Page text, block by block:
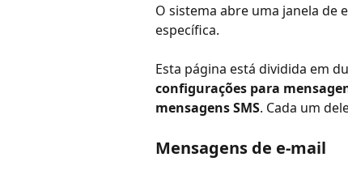
O sistema abre uma janela de
específica.
Esta página está dividida em
configurações para
mensagens SMS. Cada um
Mensagens de e-mail